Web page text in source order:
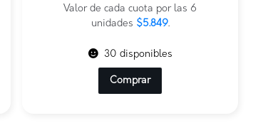
$70.190.
$35.095.
Valor de cada cuota por las 6
unidades $5.849.
30 disponibles
Comprar